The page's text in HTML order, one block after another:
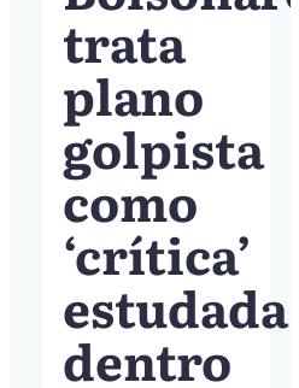
trata
plano
golpista
como
‘crítica’
estudada
dentro